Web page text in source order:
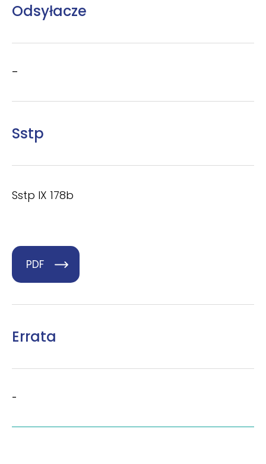
Odsyłacze
–
Sstp
Sstp IX 178b
PDF
Errata
-